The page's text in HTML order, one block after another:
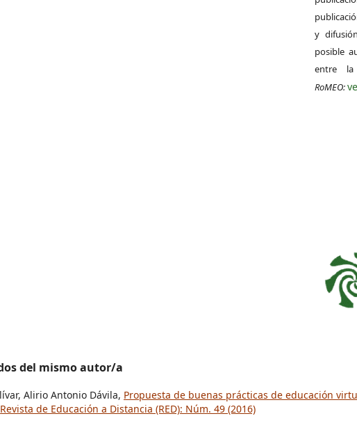
y
posible
entre la
RoMEO:
del mismo autor/a
Alirio Antonio Dávila, Propuesta de buenas prácticas de educación
Revista de Educación a Distancia (RED): Núm. 49 (2016)